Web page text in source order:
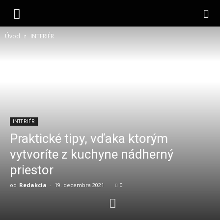
Úvod INTERIÉR
INTERIÉR
Praktické tipy, vďaka ktorým
vytvoríte z kuchyne nádherný
priestor
od Redakcia - 19. decembra 2021 0